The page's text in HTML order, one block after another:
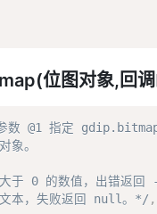
位图对象,回
数 @1 指定
象。
大于 0 的数值，出错返
文本，失败返回 null。*/ ,